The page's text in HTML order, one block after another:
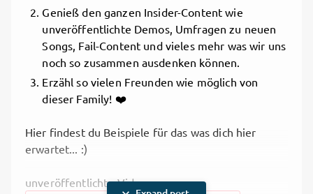
Genieß den ganzen Insider-Content wie
unveröffentlichte Demos, Umfragen zu neuen
Songs, Fail-Content und vieles mehr was wir uns
noch so zusammen ausdenken können.
Erzähl so vielen Freunden wie möglich von
dieser Family! ❤️
Hier findest du Beispiele für das was dich hier
erwartet... :)
unveröffentlichte Videos